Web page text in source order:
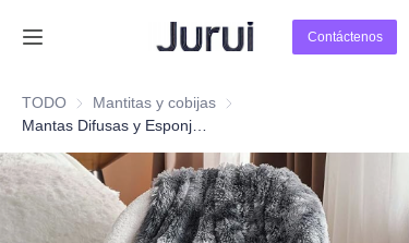
Contáctenos
TODO Mantitas y cobijas Mantitas y cobijas
Sobre Nosotros